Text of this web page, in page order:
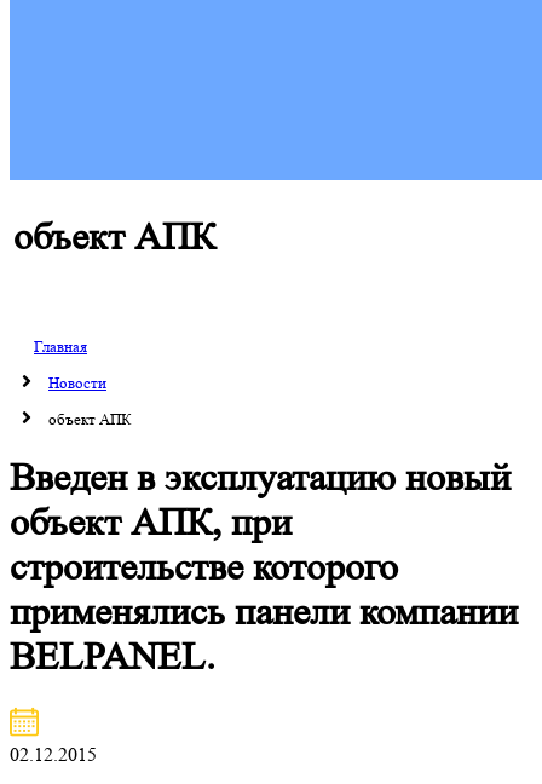
объект АПК
Главная
Новости
объект АПК
Введен в эксплуатацию новый
объект АПК, при
строительстве которого
применялись панели компании
BELPANEL.
02.12.2015